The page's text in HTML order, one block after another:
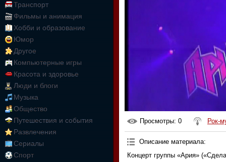
Транспорт
Фильмы и анимация
Хобби и образование
Юмор
Другое
Компьютерные игры
Красота и здоровье
Люди и блоги
Музыка
Общество
Путешествия и события
Развлечения
Сериалы
Спорт
Просмотры: 0 Рок-
Описание материала:
Концерт группы «Ария»